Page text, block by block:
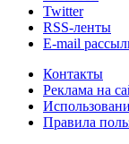
Twitter
RSS-ленты
E-mail
Контакты
Реклама на
Правила